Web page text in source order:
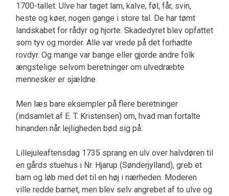
1700-tallet. Ulve har taget lam, kalve, føl, får, svin,
heste og køer, nogen gange i store tal. De har tømt
landskabet for rådyr og hjorte. Skadedyret blev opfattet
som tyv og morder. Alle var vrede på det forhadte
rovdyr. Og mange var bange eller gjorde andre folk
ængstelige selvom beretninger om ulvedræbte
mennesker er sjældne.
Men læs bare eksempler på flere beretninger
(indsamlet af E. T. Kristensen) om, hvad man fortalte
hinanden når lejligheden bød sig på:
Lillejuleaftensdag 1735 sprang en ulv over halvdøren til
en gårds stuehus i Nr. Hjarup (Sønderjylland), greb et
barn og løb med det til en høj i nærheden. Moderen
ville redde barnet, men blev selv angrebet af to ulve og